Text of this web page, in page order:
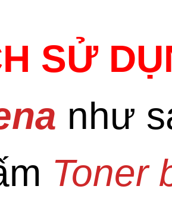
SỬ
như
Toner